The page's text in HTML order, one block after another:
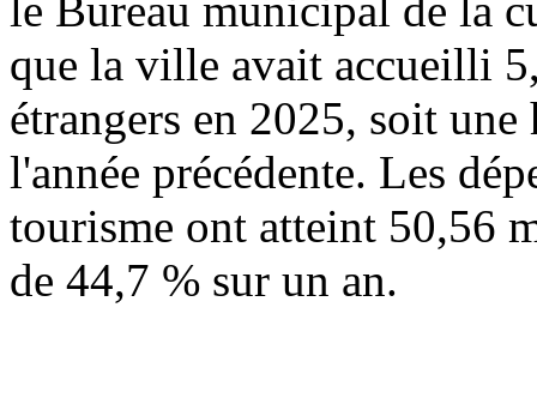
que la ville avait accueilli
étrangers en 2025, soit
l'année précédente. Les
tourisme ont atteint 50,56
de 44,7 % sur un an.